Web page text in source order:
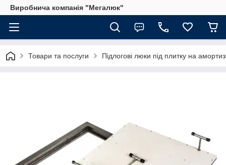
Виробнича компанія "Мегалюк"
Товари та послуги Підлогові люки під плитку на